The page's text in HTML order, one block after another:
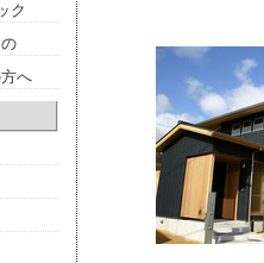
ク
へ